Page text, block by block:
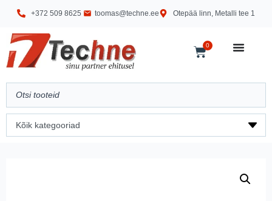
+372 509 8625 toomas@techne.ee Otepää linn, Metalli tee 1
0